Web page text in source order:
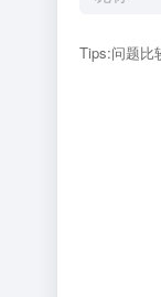
Tips:问题比